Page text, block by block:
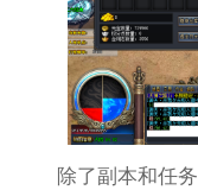
除了副本和任